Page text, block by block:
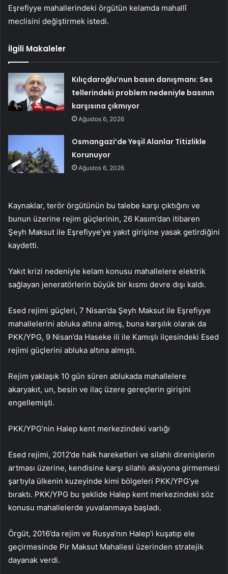
Eşrefiyye mahallerindeki örgütün kelamda mahallî
meclisini değiştirmek istedi.
İlgili Makaleler
Kılıçdaroğlu’nun basın danışmanı: Ses
tellerindeki problem nedeniyle basının
karşısına çıkmıyor
Ağustos 6, 2026
Osmangazi’de Yeşil Alanlar Titizlikle
Korunuyor
Ağustos 6, 2026
Kaynaklar, terör örgütünün bu talebe karşı çıktığını ve
bunun üzerine rejim güçlerinin, 26 Kasım’dan itibaren
Şeyh Maksut ile Eşrefiyye’ye yakıt girişine yasak getirdiğini
kaydetti.
Yakıt krizi nedeniyle kelam konusu mahallelere elektrik
sağlayan jeneratörlerin büyük bir kısmı devre dışı kaldı.
Esed rejimi güçleri, 7 Nisan’da Şeyh Maksut ile Eşrefiyye
mahallelerini abluka altına almış, buna karşılık olarak da
PKK/YPG, 9 Nisan’da Haseke ili ile Kamışlı ilçesindeki Esed
rejimi güçlerini abluka altına almıştı.
Rejim yaklaşık 10 gün süren ablukada mahallelere
akaryakıt, un, besin ve ilaç üzere gereçlerin girişini
engellemişti.
PKK/YPG’nin Halep kent merkezindeki varlığı
Esed rejimi, 2012’de halk hareketleri ve silahlı direnişlerin
artması üzerine, kendisine karşı silahlı aksiyona girmemesi
şartıyla ülkenin kuzeyinde kimi bölgeleri PKK/YPG’ye
bıraktı. PKK/YPG bu şeklide Halep kent merkezindeki söz
konusu mahallelerde yuvalanmaya başladı.
Örgüt, 2016’da rejim ve Rusya’nın Halep’i kuşatıp ele
geçirmesinde Pir Maksut Mahallesi üzerinden stratejik
dayanak verdi.